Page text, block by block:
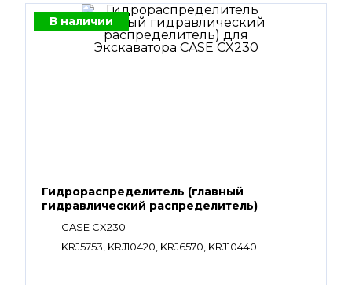
В наличии
Гидрораспределитель (главный
гидравлический распределитель)
CASE CX230
KRJ5753, KRJ10420, KRJ6570, KRJ10440